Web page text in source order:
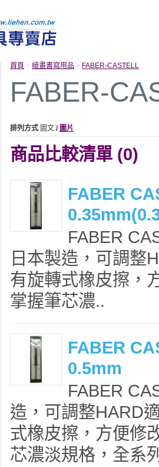
首頁 > 繪畫書寫用品 > FABER-CASTELL
FABER-
排列方式 圖文 / 圖片
商品比較清單 (0)
FABER
FABER
日本製造，可調整
有旋轉式橡皮擦，
掌握筆芯濃..
FABER
0.5mm
FABER
造，可調整HARD
式橡皮擦，方便修
芯濃淡規格，全系